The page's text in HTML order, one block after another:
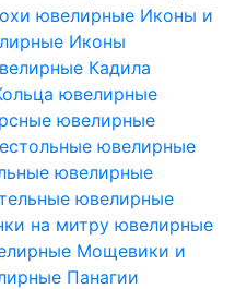
ювелирные Иконы и
Иконы
Кадила
ювелирные
ювелирные
ювелирные
ювелирные
ювелирные
на митру ювелирные
Мощевики и
Панагии